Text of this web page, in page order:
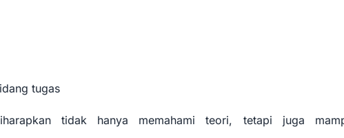
tugas
tidak hanya memahami teori, tetapi juga